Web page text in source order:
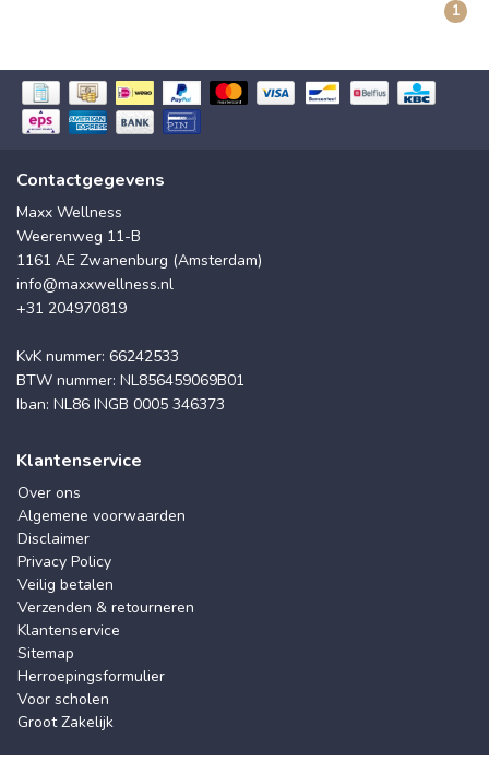
1
Contactgegevens
Maxx Wellness
Weerenweg 11-B
1161 AE Zwanenburg (Amsterdam)
info@maxxwellness.nl
+31 204970819
KvK nummer: 66242533
BTW nummer: NL856459069B01
Iban: NL86 INGB 0005 346373
Klantenservice
Over ons
Algemene voorwaarden
Disclaimer
Privacy Policy
Veilig betalen
Verzenden & retourneren
Klantenservice
Sitemap
Herroepingsformulier
Voor scholen
Groot Zakelijk